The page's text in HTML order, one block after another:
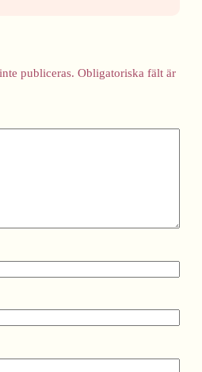
publiceras. Obligatoriska fält är